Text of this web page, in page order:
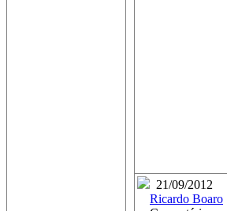
21/09/2012
Ricardo Boaro